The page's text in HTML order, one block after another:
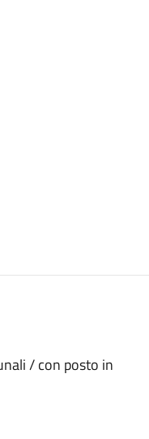
/ con posto in